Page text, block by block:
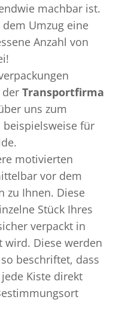
machbar ist.
Umzug eine
Anzahl von
der Transportfirma
uns zum
beispielsweise für
motivierten
vor dem
zu Ihnen. Diese
Stück Ihres
verpackt in
wird. Diese werden
beschriftet, dass
Kiste direkt